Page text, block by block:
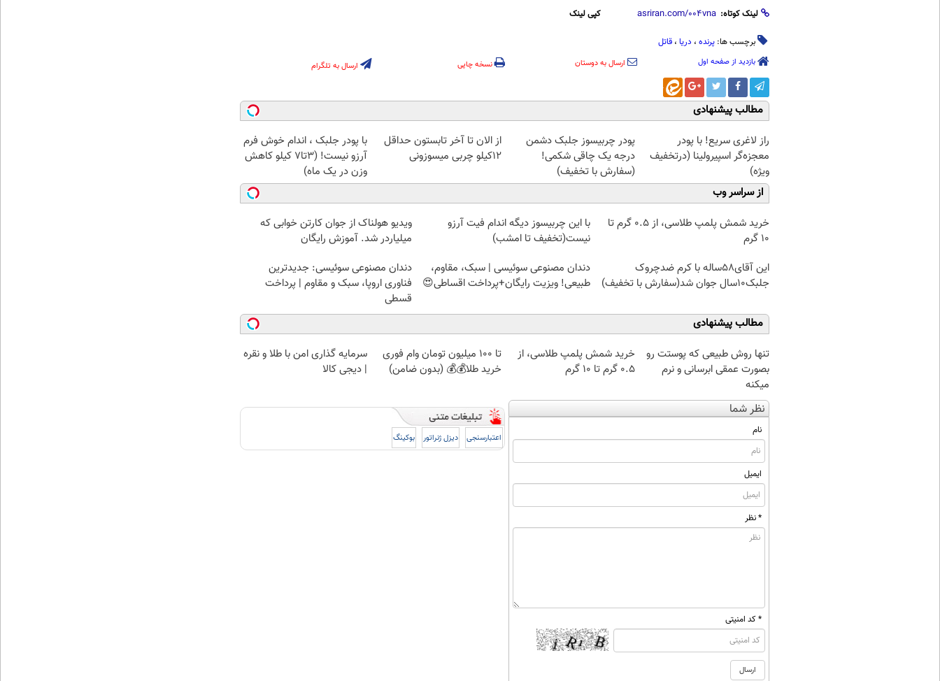
لینک کوتاه: کپی لینک
برچسب ها: پرنده ، دریا ، قاتل
بازدید از صفحه اول ارسال به دوستان نسخه چاپی ارسال به تلگرام
مطالب پیشنهادی
راز لاغری سریع! با پودر
معجزه‌گر اسپیرولینا (درتخفیف
ویژه)
پودر چربیسوز جلبک دشمن
درجه یک چاقی شکمی!
(سفارش با تخفیف)
از الان تا آخر تابستون حداقل
12کیلو چربی میسوزونی
با پودر جلبک ، اندام خوش فرم
آرزو نیست! (3تا7 کیلو کاهش
وزن در یک ماه)
از سراسر وب
خرید شمش پلمپ طلاسی، از ۰.۵ گرم تا
۱۰ گرم
با این چربیسوز دیگه اندام فیت آرزو
نیست(تخفیف تا امشب)
ویدیو هولناک از جوان کارتن خوابی که
میلیاردر شد. آموزش رایگان
این آقای58ساله با کرم ضدچروک
جلبک10سال جوان شد(سفارش با تخفیف)
دندان مصنوعی سوئیسی | سبک، مقاوم،
طبیعی! ویزیت رایگان+پرداخت اقساطی😍
دندان مصنوعی سوئیسی: جدیدترین
فناوری اروپا، سبک و مقاوم | پرداخت
قسطی
مطالب پیشنهادی
تنها روش طبیعی که پوستت رو
بصورت عمقی ابرسانی و نرم
میکنه
خرید شمش پلمپ طلاسی، از
۰.۵ گرم تا ۱۰ گرم
تا 100 میلیون تومان وام فوری
خرید طلا💰💰 (بدون ضامن)
سرمایه گذاری امن با طلا و نقره
| دیجی کالا
نظر شما
نام
ایمیل
* نظر
* کد امنیتی
اعتبارسنجی دیزل ژنراتور بوکینگ